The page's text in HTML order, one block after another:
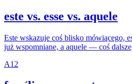
este vs. esse vs. aquele
Este wskazuje coś blisko mówiącego,
już wspomniane, a aquele — coś
A1 2